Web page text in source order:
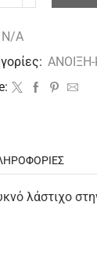
N/A
ΑΝΟΙΞΗ-
λάστιχο